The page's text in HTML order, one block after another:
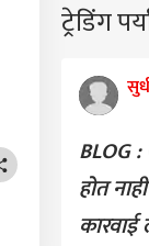
ट्रेडिंग
BLOG :
होत
कारवाई